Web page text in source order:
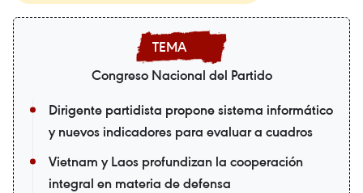
Congreso Nacional del Partido
Dirigente partidista propone sistema informático
y nuevos indicadores para evaluar a cuadros
Vietnam y Laos profundizan la cooperación
integral en materia de defensa